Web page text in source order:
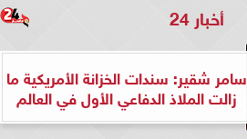
أخبار 24
سامر شقير: سندات الخزانة الأمريكية ما
زالت الملاذ الدفاعي الأول في العالم